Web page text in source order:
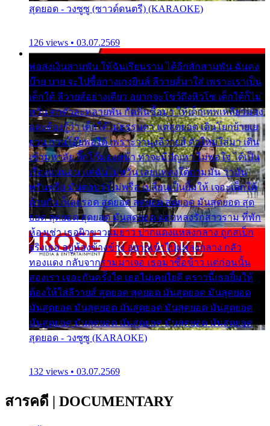
สุดยอด - วงซูซู (ซาวด์ดนตรี) (KARAOKE)
126 views • 03.07.2569
พ่อส่งเงินสามพัน ให้ฉันเรียนราม ได้อีกสักสามพัน ฉันคง
บ๊าย บาย จะไปซื้อกางเกงยีนส์ ลีวายส์มาใส่ เพราะเราเป็น
เด็กใต้ ลีวายส์อย่างเดียว อยากจะโชว์ถึงหิวโซ เด็กใต้ก็ไม่
หวั่น ตกตัวละหลายพัน กัดฟันซื้อมา ให้เด็กเทพเหลียวมอง
และต้องรู้ว่า เด็กใต้ไม่ธรรมดา แต่สุดยอด เดินโยกย้ายเย
ยวน กวนโอ๊ยพอได้ เพราะว่านุ่งลีวายส์ ตัวใหม่ใส่มา เดิน
เข้ามหาลัย จิ๊กโก๊มองหน้า ท่าจะมีปัญหา ไม่พอใจ ได้เป็น
เรื่องแน่นอน แต่ฉันไม่หวั่น เลยแหลงใต้ถามมัน ว่ามัน
พรั่นพรือ มันตอบว่าไม่พรื่อ เปลี่ยนเป็นยิ้มให้ เจอะเด็กใต้
ด้วยกัน ก็เลยรอด สุดยอด สุดยอด สุดยอด มันสุดยอด สุด
ยอด สุดยอด สุดยอด มันสุดยอด แอบหลงรักสาวราม ที่พัก
ห้องเช่า เธอผิวขาวผมยาว ปากแดงแหลงกลาง ถูกสเป็ก
จริงเธอ อยู่ห้องข้างข้าง อยากเข้าไปแหลงกลาง กลัว
ทองแดง กลับจากรามมาเจอ เธอมาซื้อข้าว แต่ก่อนนั้น
สองเรา เจอะกันครั้งใด เธอไม่เคยไยดี คราวนี้เธอยิ้มให้
ต้องให้ใส่ลีวายส์ สุดยอด สุดยอด มันสุดยอด มันสุดยอด
มันสุดยอด มันสุดยอด มันสุดยอด มันสุดยอด มันสุดยอด
มันสุดยอด มันสุดยอด มันสุดยอด มันสุดยอด มันสุดยอด
สุดยอด - วงซูซู (KARAOKE)
132 views • 03.07.2569
สารคดี | DOCUMENTARY